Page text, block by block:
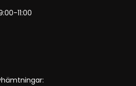
11:00